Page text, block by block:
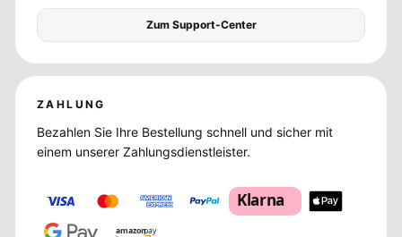
Zum Support-Center
ZAHLUNG
Bezahlen Sie Ihre Bestellung schnell und sicher mit
einem unserer Zahlungsdienstleister.
Klarna
amazonpay